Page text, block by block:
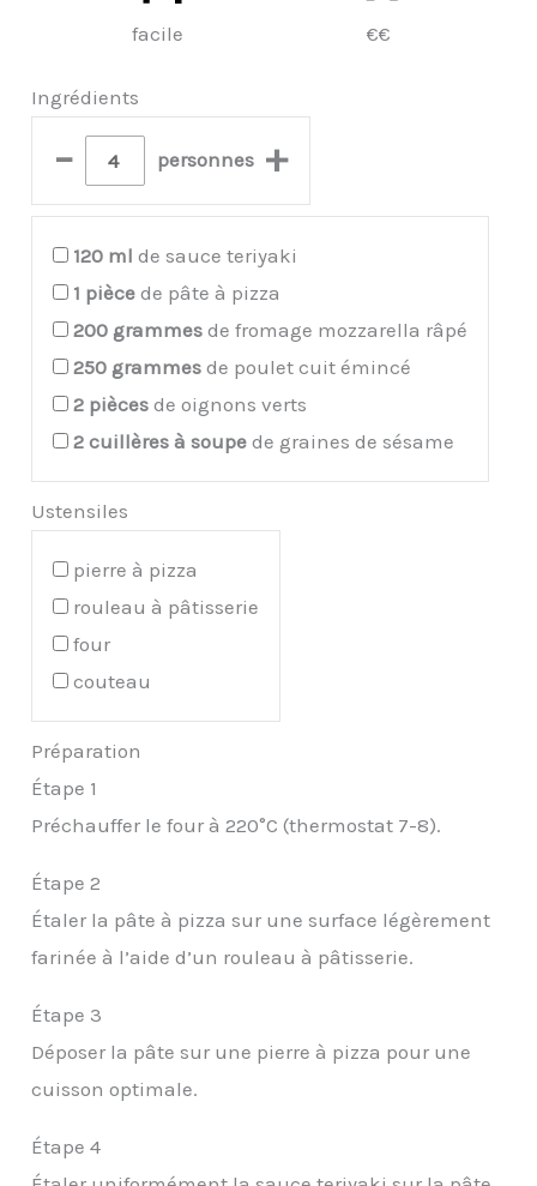
facile €€
Ingrédients
– personnes +
120 ml de sauce teriyaki
1 pièce de pâte à pizza
200 grammes de fromage mozzarella râpé
250 grammes de poulet cuit émincé
2 pièces de oignons verts
2 cuillères à soupe de graines de sésame
Ustensiles
pierre à pizza
rouleau à pâtisserie
four
couteau
Préparation
Étape 1
Préchauffer le four à 220°C (thermostat 7-8).
Étape 2
Étaler la pâte à pizza sur une surface légèrement
farinée à l’aide d’un rouleau à pâtisserie.
Étape 3
Déposer la pâte sur une pierre à pizza pour une
cuisson optimale.
Étape 4